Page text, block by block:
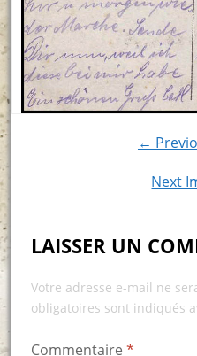
←
Next
LAISSER UN
Votre adresse e-mail ne
obligatoires sont indiqués
Commentaire *